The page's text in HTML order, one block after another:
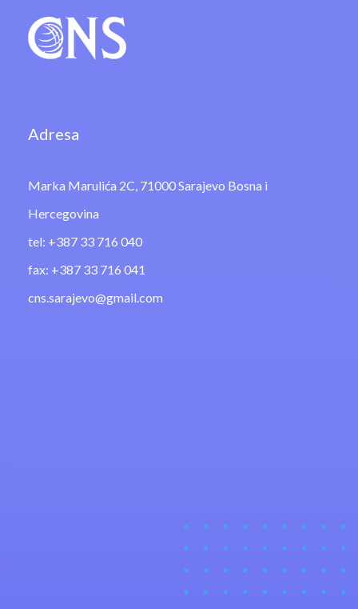
Adresa
Marka Marulića 2C, 71000 Sarajevo Bosna i
Hercegovina
tel: +387 33 716 040
fax: +387 33 716 041
cns.sarajevo@gmail.com